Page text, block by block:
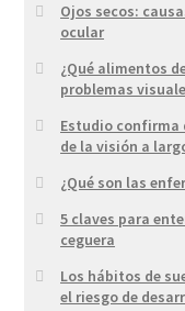
Ojos secos:
ocular
¿Qué alimentos
problemas
Estudio confirma
de la visión a
¿Qué son las
5 claves para
ceguera
Los hábitos de
el riesgo de